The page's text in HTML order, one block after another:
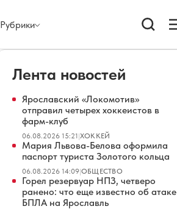
Рубрики
Лента новостей
Ярославский «Локомотив»
отправил четырех хоккеистов в
фарм-клуб
06.08.2026 15:21|ХОККЕЙ
Мария Львова-Белова оформила
паспорт туриста Золотого кольца
06.08.2026 14:09|ОБЩЕСТВО
Горел резервуар НПЗ, четверо
ранено: что еще известно об атаке
БПЛА на Ярославль